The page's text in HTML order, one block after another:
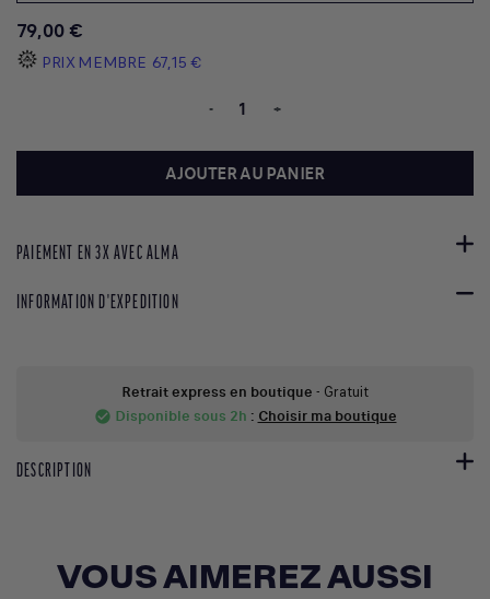
79,00 €
PRIX MEMBRE 67,15 €
- +
AJOUTER AU PANIER
PAIEMENT EN 3X AVEC ALMA
INFORMATION D'EXPEDITION
Retrait express en boutique - Gratuit
check_circle Disponible sous 2h : Choisir ma boutique
DESCRIPTION
VOUS AIMEREZ AUSSI